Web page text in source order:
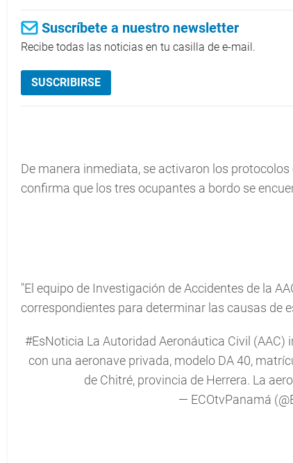
Suscríbete a nuestro newsletter
Recibe todas las noticias en tu casilla de e-mail.
SUSCRIBIRSE
De manera inmediata, se activaron los
confirma que los tres ocupantes a bordo se
"El equipo de Investigación de Accidentes de la
correspondientes para determinar las causas de
#EsNoticia La Autoridad Aeronáutica Civil (AAC)
con una aeronave privada, modelo DA 40,
de Chitré, provincia de Herrera. La
— ECOtvPanamá